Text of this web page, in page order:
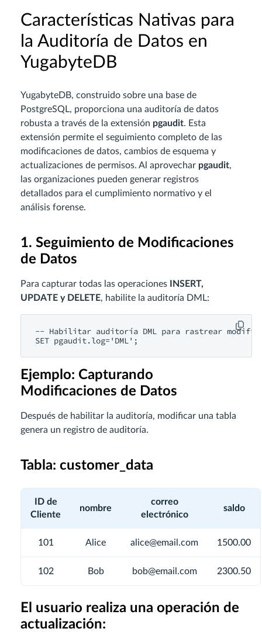
Características Nativas para
la Auditoría de Datos en
YugabyteDB
YugabyteDB, construido sobre una base de
PostgreSQL, proporciona una auditoría de datos
robusta a través de la extensión pgaudit. Esta
extensión permite el seguimiento completo de las
modificaciones de datos, cambios de esquema y
actualizaciones de permisos. Al aprovechar pgaudit,
las organizaciones pueden generar registros
detallados para el cumplimiento normativo y el
análisis forense.
1. Seguimiento de Modificaciones
de Datos
Para capturar todas las operaciones
INSERT,
UPDATE y DELETE, habilite la auditoría DML:
-- Habilitar auditoría DML para rastrear
SET pgaudit.log='DML';
Ejemplo: Capturando
Modificaciones de Datos
Después de habilitar la auditoría, modificar una tabla
genera un registro de auditoría.
Tabla: customer_data
ID de
Cliente
nombre
correo
electrónico
saldo
101 Alice alice@email.com 1500.00
102 Bob bob@email.com 2300.50
El usuario realiza una operación de
actualización: